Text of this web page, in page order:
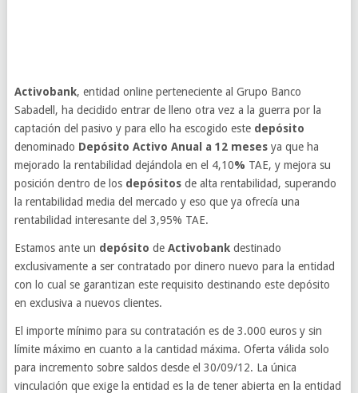
Activobank, entidad online perteneciente al Grupo Banco
Sabadell, ha decidido entrar de lleno otra vez a la guerra por la
captación del pasivo y para ello ha escogido este depósito
denominado Depósito Activo Anual a 12 mesesya que ha
mejorado la rentabilidad dejándola en el 4,10% TAE, y mejora su
posición dentro de los depósitosde alta rentabilidad, superando
la rentabilidad media del mercado y eso que ya ofrecía una
rentabilidad interesante del 3,95% TAE.
Estamos ante un depósito de Activobank destinado
exclusivamente a ser contratado por dinero nuevo para la entidad
con lo cual se garantizan este requisito destinando este depósito
en exclusiva a nuevos clientes.
El importe mínimo para su contratación es de 3.000 euros y sin
límite máximo en cuanto a la cantidad máxima. Oferta válida solo
para incremento sobre saldos desde el 30/09/12. La única
vinculación que exige la entidad es la de tener abierta en la entidad